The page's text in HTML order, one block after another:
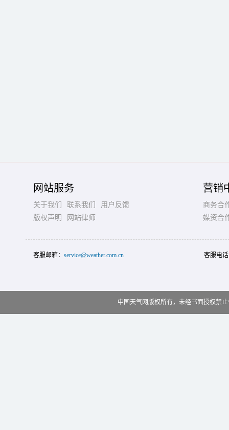
网站服务
关于我们 联系我们
用户反馈
版权声明
网站律师
营销
商务合
媒资合
客服邮箱： service@weather.com.cn 客服电
中国天气网版权所有，未经书面授权